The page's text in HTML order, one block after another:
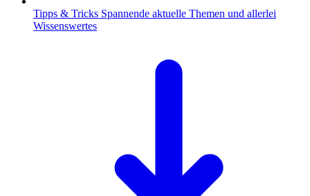
Tipps & Tricks Spannende aktuelle Themen und allerlei
Wissenswertes